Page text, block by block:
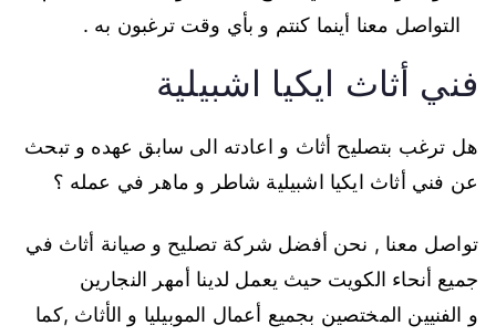
التواصل معنا أينما كنتم و بأي وقت ترغبون به .
فني أثاث ايكيا اشبيلية
هل ترغب بتصليح أثاث و اعادته الى سابق عهده و تبحث
عن فني أثاث ايكيا اشبيلية شاطر و ماهر في عمله ؟
تواصل معنا , نحن أفضل شركة تصليح و صيانة أثاث في
جميع أنحاء الكويت حيث يعمل لدينا أمهر النجارين
و الفنيين المختصين بجميع أعمال الموبيليا و الأثاث ,كما